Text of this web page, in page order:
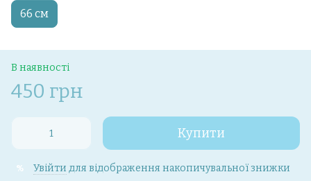
66 см
В наявності
450 грн
Купити
% Увійти для відображення накопичувальної знижки